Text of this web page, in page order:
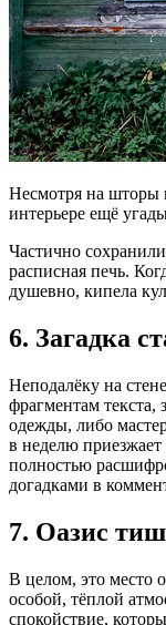
Несмотря на шторы
интерьере ещё
Частично
расписная печь.
душевно, кипела
6. Загадка
Неподалёку на
фрагментам текста,
одежды, либо
в неделю
полностью
догадками в
7. Оазис
В целом, это место
особой, тёплой
спокойствие,